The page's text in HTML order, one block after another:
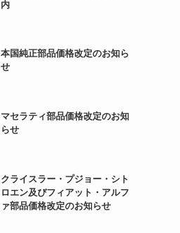
内
本国純正部品価格改定のお知ら
せ
マセラティ部品価格改定のお知
らせ
クライスラー・プジョー・シト
ロエン及びフィアット・アルフ
ァ部品価格改定のお知らせ